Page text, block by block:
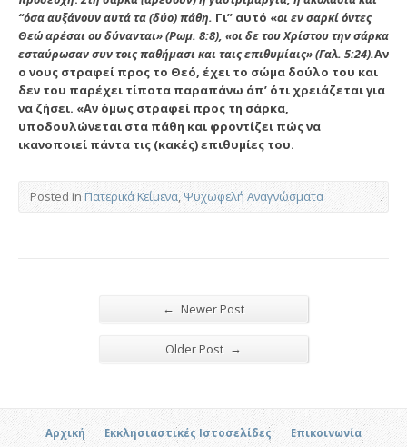
“όσα αυξάνουν αυτά τα (δύο) πάθη. Γι” αυτό «οι εν σαρκί όντες
Θεώ αρέσαι ου δύνανται» (Ρωμ. 8:8), «οι δε του Χρίστου την σάρκα
εσταύρωσαν συν τοις παθήμασι και ταις επιθυμίαις» (Γαλ. 5:24).Αν
ο νους στραφεί προς το Θεό, έχει το σώμα δούλο του και
δεν του παρέχει τίποτα παραπάνω άπ’ ότι χρειάζεται για
να ζήσει. «Αν όμως στραφεί προς τη σάρκα,
υποδουλώνεται στα πάθη και φροντίζει πώς να
ικανοποιεί πάντα τις (κακές) επιθυμίες του.
Posted in Πατερικά Κείμενα,Ψυχωφελή Αναγνώσματα
← Newer Post
Older Post →
Αρχική Εκκλησιαστικές Ιστοσελίδες Επικοινωνία